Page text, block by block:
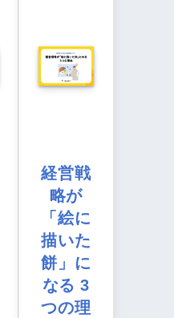
経営戦
略が
「絵に
描いた
餅」に
なる 3
つの理